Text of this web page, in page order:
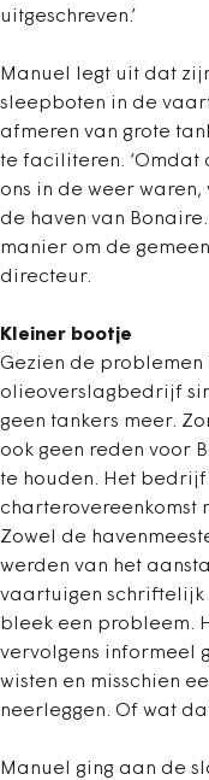
uitgeschreven.’
Manuel legt uit dat
sleepboten in de
afmeren van grote
te faciliteren. ‘Omdat
ons in de weer
de haven van
manier om de
directeur.
Kleiner bootje
Gezien de problemen
olieoverslagbedrijf
geen tankers meer.
ook geen reden voor
te houden. Het
charterovereenkomst
Zowel de
werden van het
vaartuigen schriftelijk
bleek een probleem.
vervolgens informeel
wisten en misschien
neerleggen. Of wat
Manuel ging aan de